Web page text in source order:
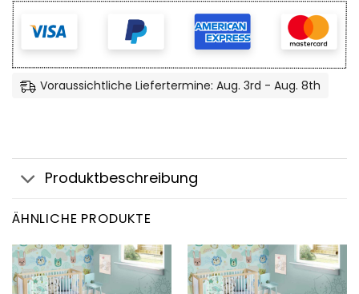
Voraussichtliche Liefertermine: Aug. 3rd - Aug. 8th
Produktbeschreibung
ÄHNLICHE PRODUKTE